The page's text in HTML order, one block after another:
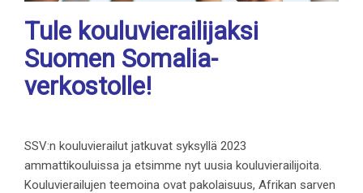
Tule kouluvierailijaksi
Suomen Somalia-
verkostolle!
SSV:n kouluvierailut jatkuvat syksyllä 2023
ammattikouluissa ja etsimme nyt uusia kouluvierailijoita.
Kouluvierailujen teemoina ovat pakolaisuus, Afrikan sarven